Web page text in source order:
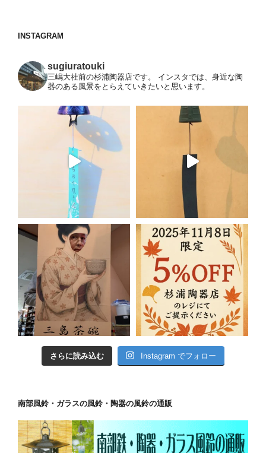
ン
INSTAGRAM
sugiuratouki
三嶋大社前の杉浦陶器店です。
インスタでは、身近な陶
器のある風景をとらえていきたいと思います。
さらに読み込む Instagram でフォロー
南部風鈴・ガラスの風鈴・陶器の風鈴の通販